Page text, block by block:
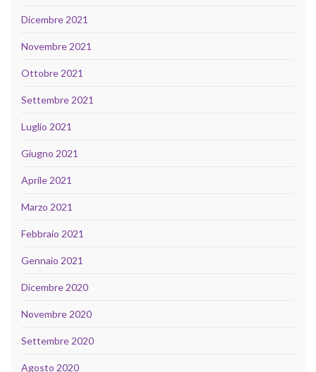
Dicembre 2021
Novembre 2021
Ottobre 2021
Settembre 2021
Luglio 2021
Giugno 2021
Aprile 2021
Marzo 2021
Febbraio 2021
Gennaio 2021
Dicembre 2020
Novembre 2020
Settembre 2020
Agosto 2020